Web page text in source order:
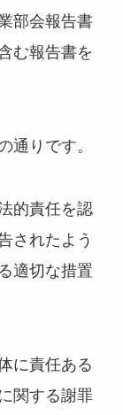
部会報告書
む報告書を
通りです。
的責任を認
されたよう
適切な措置
に責任ある
関する謝罪